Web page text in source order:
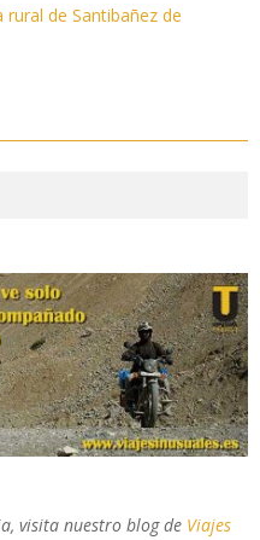
rural de Santibañez de
visita nuestro blog de Viajes